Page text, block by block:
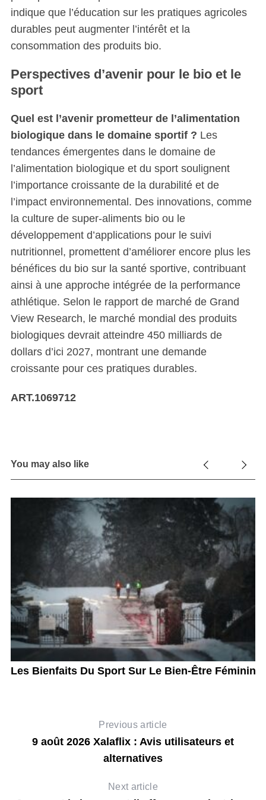
indique que l’éducation sur les pratiques agricoles
durables peut augmenter l’intérêt et la
consommation des produits bio.
Perspectives d’avenir pour le bio et le
sport
Quel est l’avenir prometteur de l’alimentation
biologique dans le domaine sportif ? Les
tendances émergentes dans le domaine de
l’alimentation biologique et du sport soulignent
l’importance croissante de la durabilité et de
l’impact environnemental. Des innovations, comme
la culture de super-aliments bio ou le
développement d’applications pour le suivi
nutritionnel, promettent d’améliorer encore plus les
bénéfices du bio sur la santé sportive, contribuant
ainsi à une approche intégrée de la performance
athlétique. Selon le rapport de marché de Grand
View Research, le marché mondial des produits
biologiques devrait atteindre 450 milliards de
dollars d’ici 2027, montrant une demande
croissante pour ces pratiques durables.
ART.1069712
You may also like
Les Bienfaits Du Sport Sur Le Bien-Être Féminin
Previous article
9 août 2026 Xalaflix : Avis utilisateurs et
alternatives
Next article